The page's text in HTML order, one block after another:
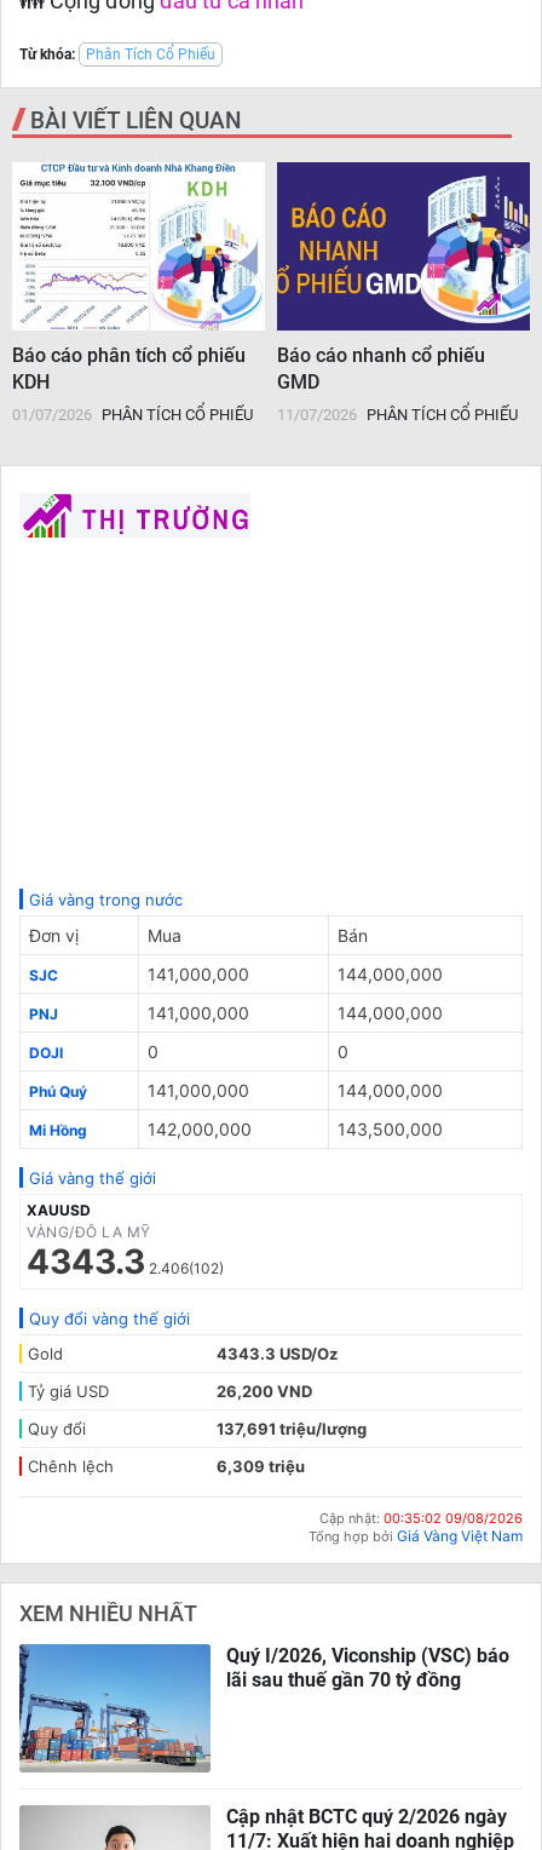
Từ khóa: Phân Tích Cổ Phiếu
BÀI VIẾT LIÊN QUAN
Báo cáo phân tích cổ phiếu
KDH
01/07/2026 PHÂN TÍCH CỔ PHIẾU
Báo cáo nhanh cổ phiếu
GMD
11/07/2026 PHÂN TÍCH CỔ PHIẾU
Giá vàng trong nước
Đơn vị Mua Bán
SJC 141,000,000 144,000,000
PNJ 141,000,000 144,000,000
DOJI 0 0
Phú Quý 141,000,000 144,000,000
Mi Hồng 142,000,000 143,500,000
Giá vàng thế giới
XAUUSD
VÀNG/ĐÔ LA MỸ
4343.3 2.406(102)
Quy đổi vàng thế giới
Gold
4343.3 USD/Oz
Tỷ giá USD
26,200 VND
Quy đổi
137,691 triệu/lượng
Chênh lệch
6,309 triệu
Cập nhật: 00:35:02 09/08/2026
Tổng hợp bởi Giá Vàng Việt Nam
XEM NHIỀU NHẤT
Quý I/2026, Viconship (VSC) báo
lãi sau thuế gần 70 tỷ đồng
Cập nhật BCTC quý 2/2026 ngày
11/7: Xuất hiện hai doanh nghiệp